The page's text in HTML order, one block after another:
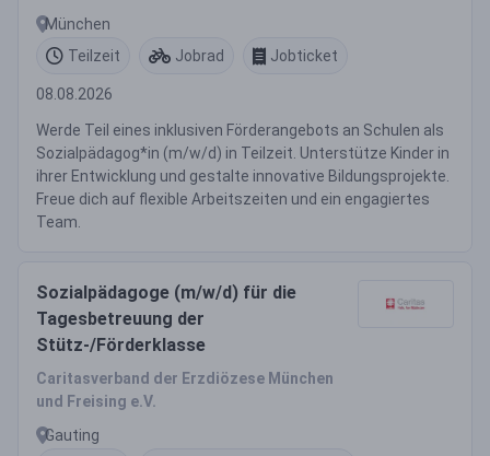
München
Teilzeit
Jobrad Jobticket
08.08.2026
Werde Teil eines inklusiven Förderangebots an Schulen als
Sozialpädagog*in (m/w/d) in Teilzeit. Unterstütze Kinder in
ihrer Entwicklung und gestalte innovative Bildungsprojekte.
Freue dich auf flexible Arbeitszeiten und ein engagiertes
Team.
Sozialpädagoge (m/w/d) für die
Tagesbetreuung der
Stütz-/Förderklasse
Caritasverband der Erzdiözese München
und Freising e.V.
Gauting